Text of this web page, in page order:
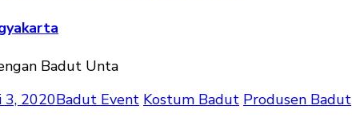
3, 2020Badut Event Kostum Badut Produsen Badut